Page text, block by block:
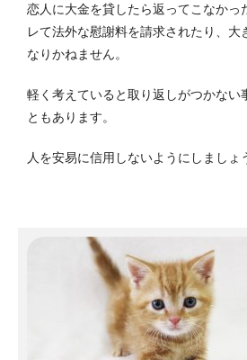
恋人に大金を貸したら返ってこなかっ
レて法外な慰謝料を請求されたり、大
なりかねません。
軽く考えていると取り返しがつかない
ともあります。
人を安易に信用しないようにしましょ